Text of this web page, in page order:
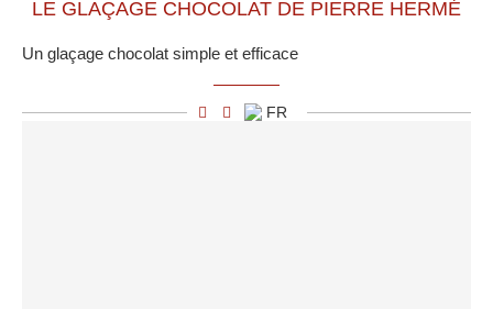
LE GLAÇAGE CHOCOLAT DE PIERRE HERMÉ
Un glaçage chocolat simple et efficace
FR